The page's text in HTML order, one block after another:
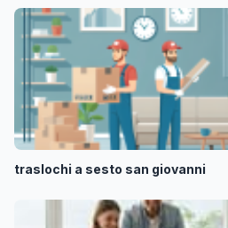
traslochi a sesto san giovanni